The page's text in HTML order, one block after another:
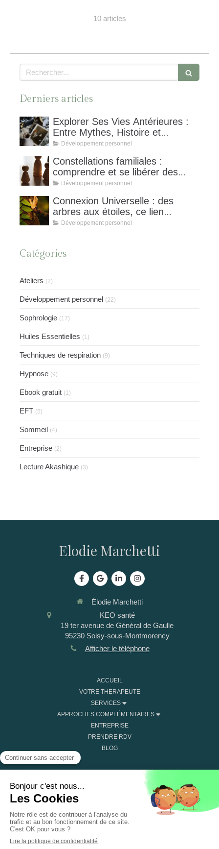
10 articles
Rechercher
Derniers articles
Explorer Ses Vies Antérieures :
Entre Mythes, Histoire et
Hypnose Spirituelle,
Développement personnel
Constellations familiales :
comprendre et se libérer des
schémas invisibles
Développement personnel
Connexion Universelle : des
arbres aux étoiles, ce lien
invisible qui nous unit et nourrit
Développement personnel
Catégories
Ateliers (2)
Développement personnel (22)
Sophrologie (17)
Huiles Essentielles (1)
Techniques de respiration (9)
Hypnose (9)
Ebook gratuit (1)
EFT (5)
Sommeil (4)
Entreprise (2)
Lecture Akashique (3)
Elodie Marchetti
Élodie Marchetti
KEO santé
19 ter avenue de Général de Gaulle
95230 Soisy-sous-Montmorency
Afficher le téléphone
ACCUEIL
VOTRE THERAPEUTE
SERVICES
APPROCHES COMPLÉMENTAIRES
ENTREPRISE
PRENDRE RDV
BLOG